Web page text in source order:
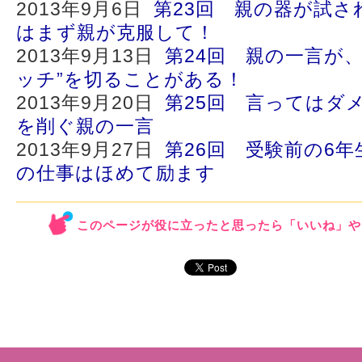
2013年9月6日 第23回 親の器が試さ
はまず親が克服して！
2013年9月13日 第24回 親の一言が
ッチ”を切ることがある！
2013年9月20日 第25回 言ってはダ
を削ぐ親の一言
2013年9月27日 第26回 受験前の6
の仕事はほめて励ます
このページが役に立ったと思ったら「いいね」